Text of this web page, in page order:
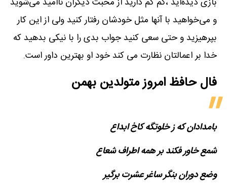
و می‌خواهید با آنها مثل خودشان رفتار کنید ولی از این کار
بپرهیزید و حتی سعی کنید جواب بدی را با نیکی بدهید که
خدا بر اعمالتان نظارت می کند خود او بهترین داور است.
فال حافظ امروز متولدین‌ بهمن
بامدادان که ز خلوتگه کاخ ابداع
شمع خاور فکند بر همه اطراف شعاع
وضع دوران بنگر ساغر عشرت برگیر